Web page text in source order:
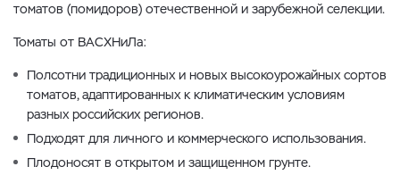
томатов (помидоров) отечественной и зарубежной селекции.
Томаты от ВАСХНиЛа:
Полсотни традиционных и новых высокоурожайных сортов
томатов, адаптированных к климатическим условиям
разных российских регионов.
Подходят для личного и коммерческого использования.
Плодоносят в открытом и защищенном грунте.